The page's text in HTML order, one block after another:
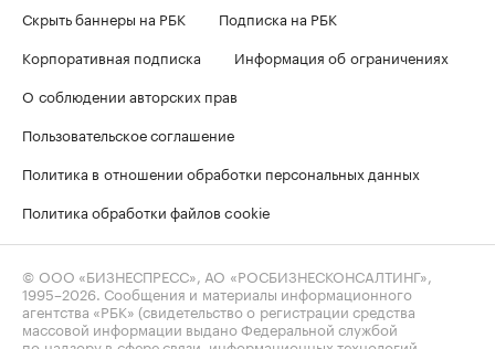
Скрыть баннеры на РБК
Подписка на РБК
Корпоративная подписка
Информация об ограничениях
О соблюдении авторских прав
Пользовательское соглашение
Политика в отношении обработки персональных данных
Политика обработки файлов cookie
© ООО «БИЗНЕСПРЕСС», АО «РОСБИЗНЕСКОНСАЛТИНГ»,
1995–2026 . Сообщения и материалы информационного
агентства «РБК» (свидетельство о регистрации средства
массовой информации выдано Федеральной службой